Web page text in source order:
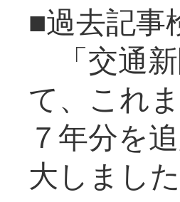
■過去記
「交通
て、これ
７年分を
大し